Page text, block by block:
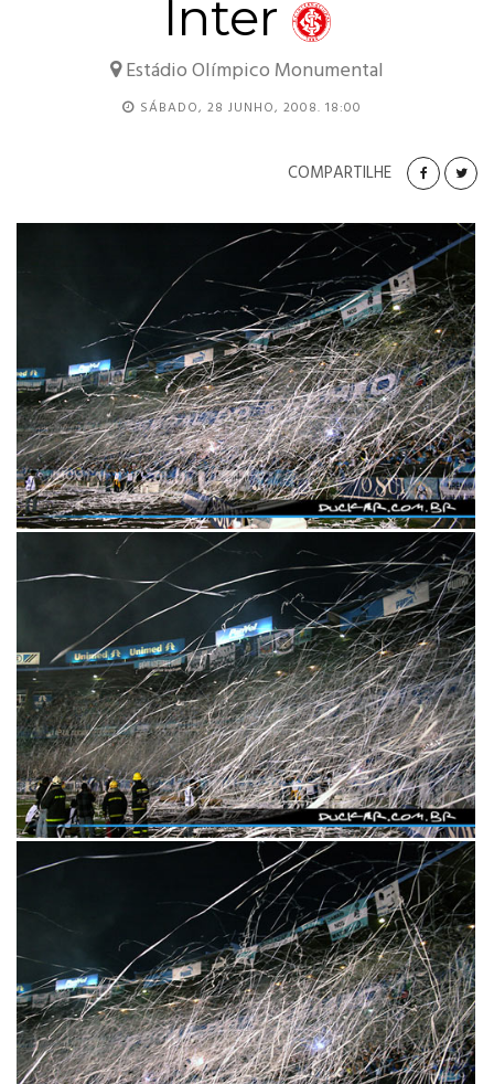
Inter
Estádio Olímpico Monumental
SÁBADO, 28 JUNHO, 2008. 18:00
COMPARTILHE